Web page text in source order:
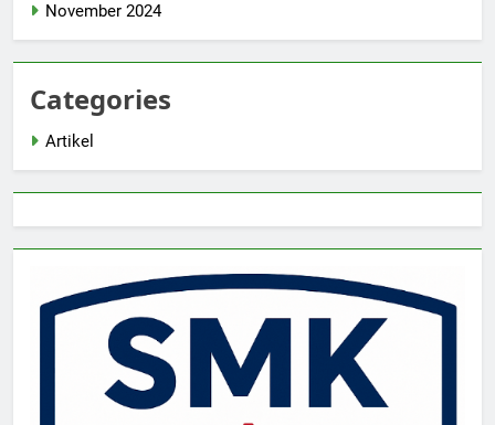
November 2024
Categories
Artikel